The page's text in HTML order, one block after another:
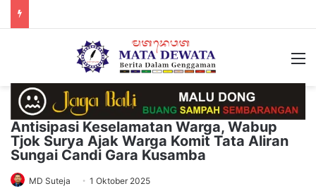
Antisipasi Keselamatan Warga, Wabup
Tjok Surya Ajak Warga Komit Tata Aliran
Sungai Candi Gara Kusamba
MD Suteja 1 Oktober 2025